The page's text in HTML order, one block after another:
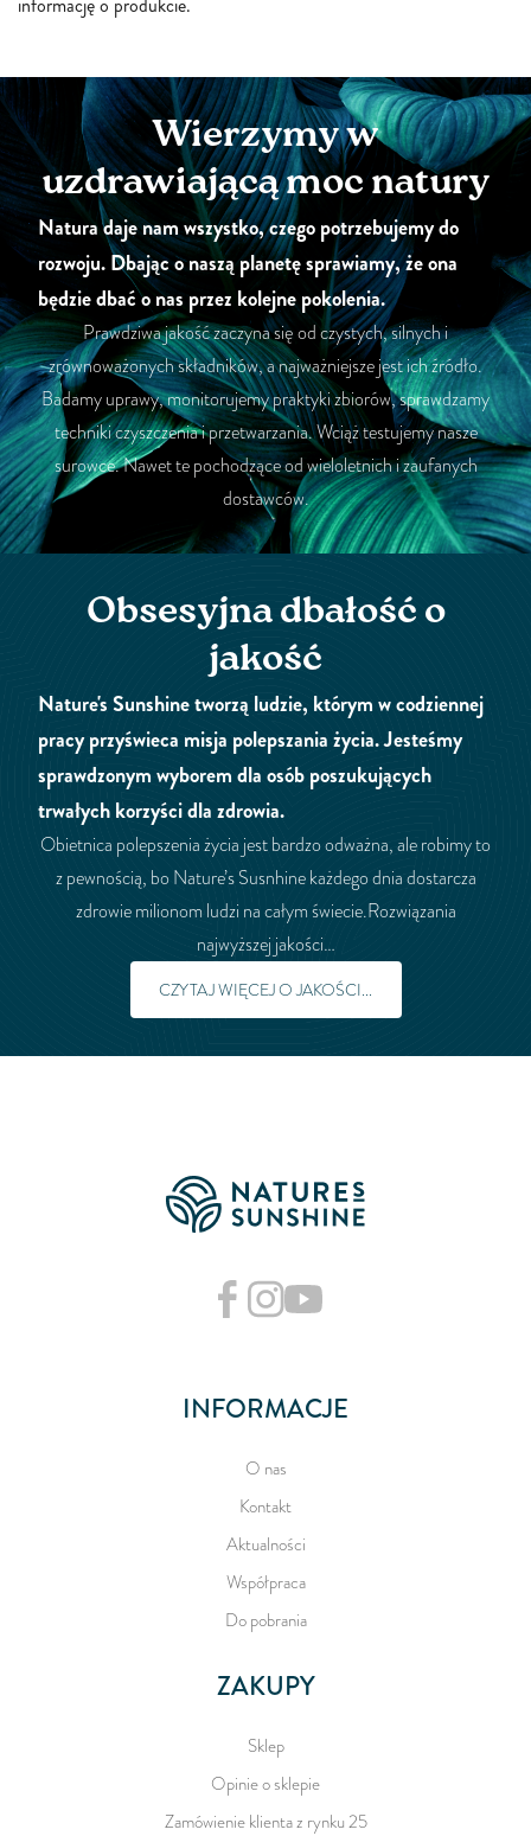
Wierzymy w
uzdrawiającą moc natury
Natura daje nam wszystko, czego potrzebujemy do
rozwoju. Dbając o naszą planetę sprawiamy, że ona
będzie dbać o nas przez kolejne pokolenia.
Prawdziwa jakość zaczyna się od czystych, silnych i
zrównoważonych składników, a najważniejsze jest ich źródło.
Badamy uprawy, monitorujemy praktyki zbiorów, sprawdzamy
techniki czyszczenia i przetwarzania. Wciąż testujemy nasze
surowce. Nawet te pochodzące od wieloletnich i zaufanych
dostawców.
Obsesyjna dbałość o
jakość
Nature's Sunshine tworzą ludzie, którym w codziennej
pracy przyświeca misja polepszania życia. Jesteśmy
sprawdzonym wyborem dla osób poszukujących
trwałych korzyści dla zdrowia.
Obietnica polepszenia życia jest bardzo odważna, ale robimy to
z pewnością, bo Nature’s Susnhine każdego dnia dostarcza
zdrowie milionom ludzi na całym świecie.Rozwiązania
najwyższej jakości…
CZYTAJ WIĘCEJ O JAKOŚCI...
INFORMACJE
O nas
Kontakt
Aktualności
Współpraca
Do pobrania
ZAKUPY
Sklep
Opinie o sklepie
Zamówienie klienta z rynku 25